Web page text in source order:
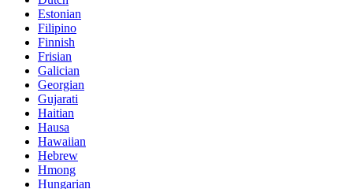
Estonian
Filipino
Finnish
Frisian
Galician
Georgian
Gujarati
Haitian
Hausa
Hawaiian
Hebrew
Hmong
Hungarian